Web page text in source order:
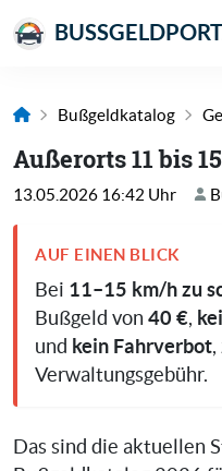
Bußgeldkatalog
Außerorts 11 bis
13.05.2026 16:42 Uhr
AUF EINEN BLICK
Bei 11–15 km/h zu
Bußgeld von 40 €,
und kein Fahrverbot,
Verwaltungsgebühr.
Das sind die aktuellen